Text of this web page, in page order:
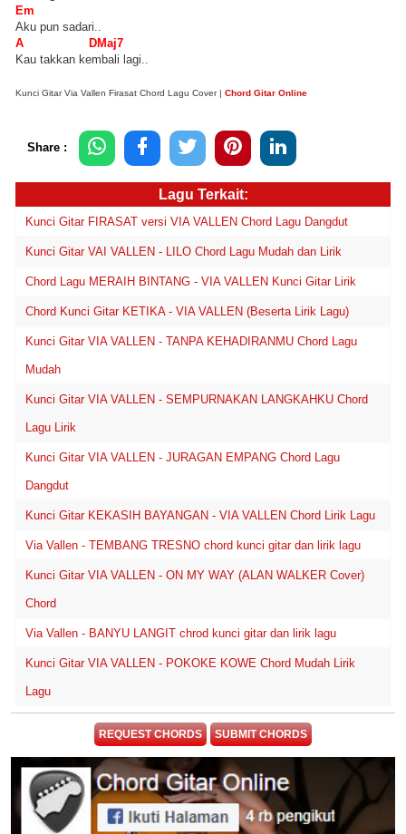
Em
Aku pun sadari..
A DMaj7
Kau takkan kembali lagi..
Kunci Gitar Via Vallen Firasat Chord Lagu Cover | Chord Gitar Online
Share :
Lagu Terkait:
Kunci Gitar FIRASAT versi VIA VALLEN Chord Lagu Dangdut
Kunci Gitar VAI VALLEN - LILO Chord Lagu Mudah dan Lirik
Chord Lagu MERAIH BINTANG - VIA VALLEN Kunci Gitar Lirik
Chord Kunci Gitar KETIKA - VIA VALLEN (Beserta Lirik Lagu)
Kunci Gitar VIA VALLEN - TANPA KEHADIRANMU Chord Lagu
Mudah
Kunci Gitar VIA VALLEN - SEMPURNAKAN LANGKAHKU Chord
Lagu Lirik
Kunci Gitar VIA VALLEN - JURAGAN EMPANG Chord Lagu
Dangdut
Kunci Gitar KEKASIH BAYANGAN - VIA VALLEN Chord Lirik Lagu
Via Vallen - TEMBANG TRESNO chord kunci gitar dan lirik lagu
Kunci Gitar VIA VALLEN - ON MY WAY (ALAN WALKER Cover)
Chord
Via Vallen - BANYU LANGIT chrod kunci gitar dan lirik lagu
Kunci Gitar VIA VALLEN - POKOKE KOWE Chord Mudah Lirik
Lagu
REQUEST CHORDS SUBMIT CHORDS